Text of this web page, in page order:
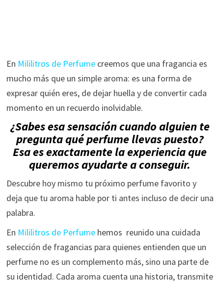
En Mililitros de Perfumecreemos que una fragancia es
mucho más que un simple aroma: es una forma de
expresar quién eres, de dejar huella y de convertir cada
momento en un recuerdo inolvidable.
¿Sabes esa sensación cuando alguien te
pregunta qué perfume llevas puesto?
Esa es exactamente la experiencia que
queremos ayudarte a conseguir.
Descubre hoy mismo tu próximo perfume favorito y
deja que tu aroma hable por ti antes incluso de decir una
palabra.
En Mililitros de Perfumehemos reunido una cuidada
selección de fragancias para quienes entienden que un
perfume no es un complemento más, sino una parte de
su identidad. Cada aroma cuenta una historia, transmite